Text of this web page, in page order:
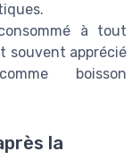
à tout
souvent apprécié
boisson
la